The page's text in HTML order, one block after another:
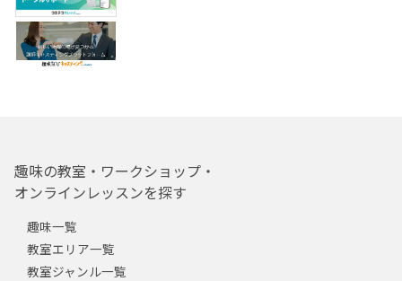
趣味の教室・ワークショップ・
オンラインレッスンを探す
趣味一覧
教室エリア一覧
教室ジャンル一覧